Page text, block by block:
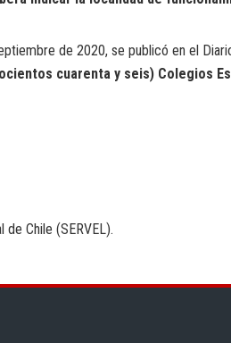
de 2020, se publicó en el
cuarenta y seis) Colegios
de Chile (SERVEL).